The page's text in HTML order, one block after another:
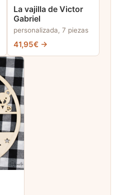
La vajilla de Victor
Gabriel
personalizada, 7 piezas
41,95€ →